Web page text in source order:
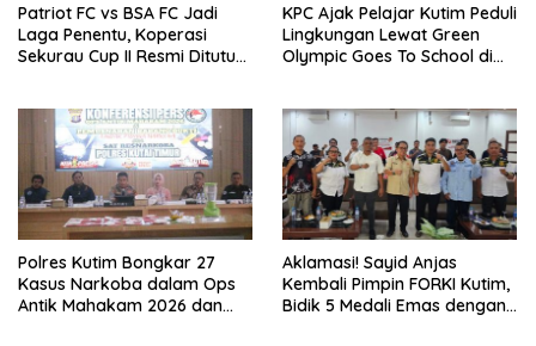
Patriot FC vs BSA FC Jadi
Laga Penentu, Koperasi
Sekurau Cup II Resmi Ditutup
KPC Ajak Pelajar Kutim Peduli
Lingkungan Lewat Green
Olympic Goes To School di
Polres Kutim Bongkar 27
Kasus Narkoba dalam Ops
Antik Mahakam 2026 dan
Aklamasi! Sayid Anjas
Kembali Pimpin FORKI Kutim,
Bidik 5 Medali Emas dengan